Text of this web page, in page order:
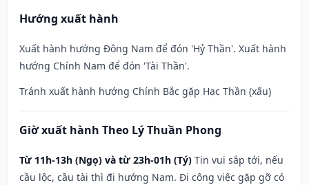
Hướng xuất hành
Xuất hành hướng Đông Nam để đón 'Hỷ Thần'. Xuất hành
hướng Chính Nam để đón 'Tài Thần'.
Tránh xuất hành hướng Chính Bắc gặp Hạc Thần (xấu)
Giờ xuất hành Theo Lý Thuần Phong
Từ 11h-13h (Ngọ) và từ 23h-01h (Tý) Tin vui sắp tới, nếu
cầu lộc, cầu tài thì đi hướng Nam. Đi công việc gặp gỡ có